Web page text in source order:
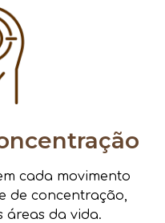
cada movimento
de concentração,
áreas da vida.